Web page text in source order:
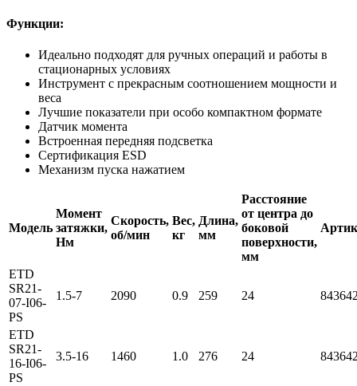
Функции:
Идеально подходят для ручных операций и работы в
стационарных условиях
Инструмент с прекрасным соотношением мощности и
веса
Лучшие показатели при особо компактном формате
Датчик момента
Встроенная передняя подсветка
Сертификация ESD
Механизм пуска нажатием
Модель
Момент
затяжки,
Нм
Скорость,
об/мин
Вес,
кг
Длина,
мм
Расстояние
от центра до
боковой
поверхности,
мм
ETD
SR21-
07-I06-
PS
1.5-7 2090 0.9 259 24
ETD
SR21-
16-I06-
PS
3.5-16 1460 1.0 276 24